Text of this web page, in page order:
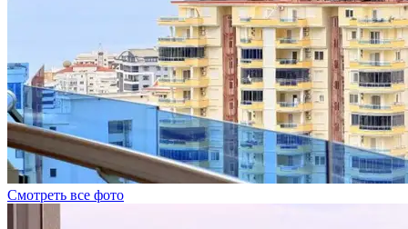
Смотреть все фото